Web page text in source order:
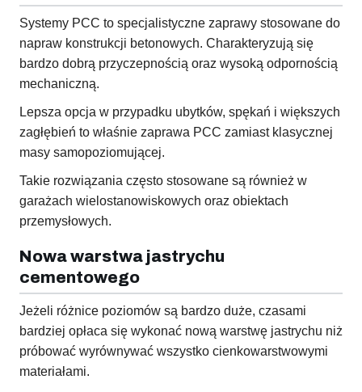
Systemy PCC to specjalistyczne zaprawy stosowane do
napraw konstrukcji betonowych. Charakteryzują się
bardzo dobrą przyczepnością oraz wysoką odpornością
mechaniczną.
Lepsza opcja w przypadku ubytków, spękań i większych
zagłębień to właśnie zaprawa PCC zamiast klasycznej
masy samopoziomującej.
Takie rozwiązania często stosowane są również w
garażach wielostanowiskowych oraz obiektach
przemysłowych.
Nowa warstwa jastrychu
cementowego
Jeżeli różnice poziomów są bardzo duże, czasami
bardziej opłaca się wykonać nową warstwę jastrychu niż
próbować wyrównywać wszystko cienkowarstwowymi
materiałami.